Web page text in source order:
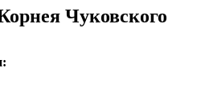
Чуковского